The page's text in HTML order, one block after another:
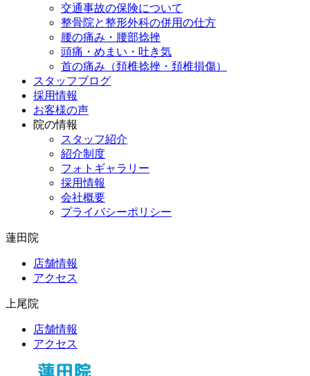
交通事故の保険について
整骨院と整形外科の併用の仕方
腰の痛み・腰部捻挫
頭痛・めまい・吐き気
首の痛み（頚椎捻挫・頚椎損傷）
スタッフブログ
採用情報
お客様の声
院の情報
スタッフ紹介
紹介制度
フォトギャラリー
採用情報
会社概要
プライバシーポリシー
蓮田院
店舗情報
アクセス
上尾院
店舗情報
アクセス